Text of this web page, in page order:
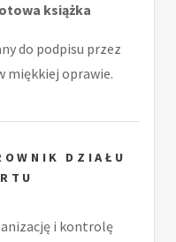
książka
do podpisu przez
miękkiej oprawie.
DZIAŁU
i kontrolę